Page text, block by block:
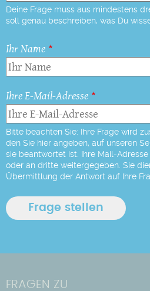
Deine Frage muss aus mindestens
soll genau beschreiben, was Du
Ihr Name
Ihre E-Mail-Adresse
Bitte beachten Sie: Ihre Frage wird
den Sie hier angeben, auf unseren
sie beantwortet ist. Ihre Mail-
oder an dritte weitergegeben. Sie
Übermittlung der Antwort auf Ihre
FRAGEN ZU